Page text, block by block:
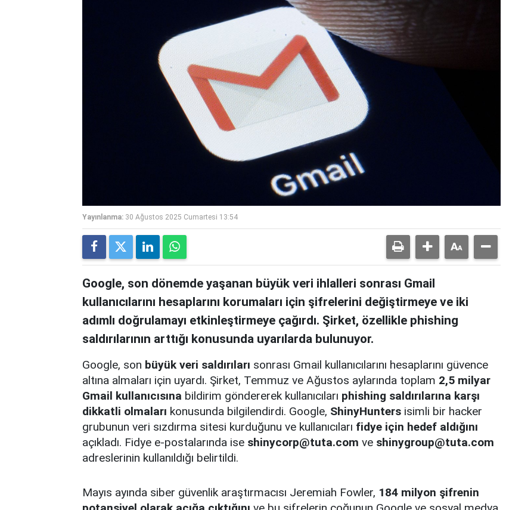
Yayınlanma: 30 Ağustos 2025 Cumartesi 13:54
Google, son dönemde yaşanan büyük veri ihlalleri sonrası Gmail
kullanıcılarını hesaplarını korumaları için şifrelerini değiştirmeye ve iki
adımlı doğrulamayı etkinleştirmeye çağırdı. Şirket, özellikle phishing
saldırılarının arttığı konusunda uyarılarda bulunuyor.
Google, son büyük veri saldırıları sonrası Gmail kullanıcılarını hesaplarını güvence
altına almaları için uyardı. Şirket, Temmuz ve Ağustos aylarında toplam 2,5 milyar
Gmail kullanıcısına bildirim göndererek kullanıcıları phishing saldırılarına karşı
dikkatli olmaları konusunda bilgilendirdi. Google, ShinyHunters isimli bir hacker
grubunun veri sızdırma sitesi kurduğunu ve kullanıcıları fidye için hedef aldığını
açıkladı. Fidye e-postalarında ise shinycorp@tuta.com ve shinygroup@tuta.com
adreslerinin kullanıldığı belirtildi.
Mayıs ayında siber güvenlik araştırmacısı Jeremiah Fowler, 184 milyon şifrenin